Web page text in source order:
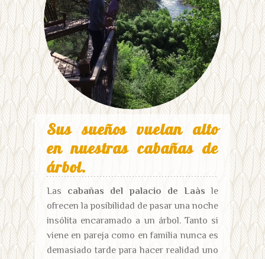
Sus sueños vuelan alto
en nuestras cabañas de
árbol.
Las cabañas del palacio de Laàs le
ofrecen la posibilidad de pasar una noche
insólita encaramado a un árbol. Tanto si
viene en pareja como en familia nunca es
demasiado tarde para hacer realidad uno